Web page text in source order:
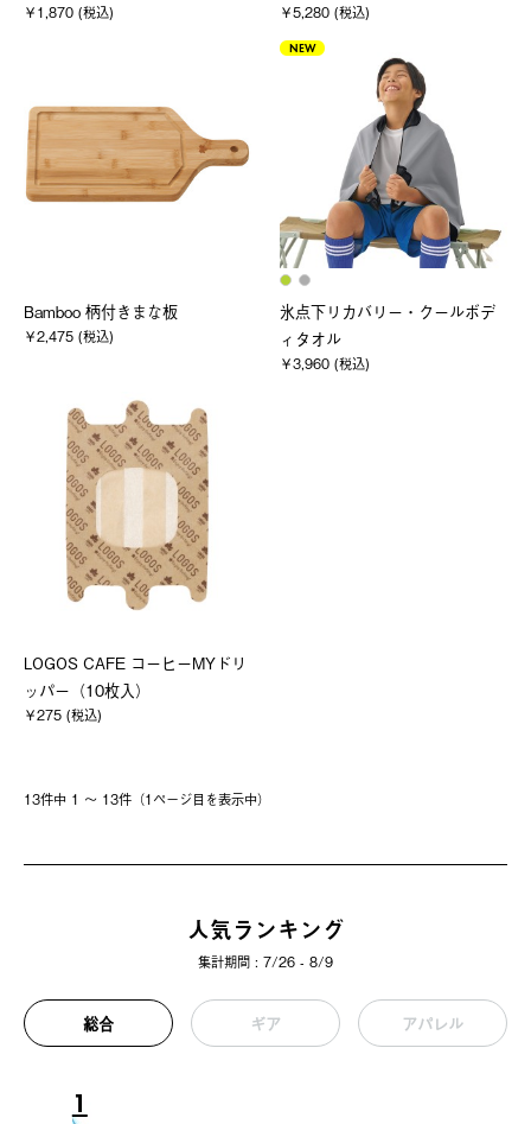
￥1,870 (税込) ￥5,280 (税込)
Bamboo 柄付きまな板
￥2,475 (税込)
NEW
氷点下リカバリー・クールボデ
ィタオル
￥3,960 (税込)
LOGOS CAFE コーヒーMYドリ
ッパー（10枚入）
￥275 (税込)
13件中 1 〜 13件（1ページ⽬を表⽰中）
人気ランキング
集計期間 : 7/26 - 8/9
総合 ギア アパレル
1